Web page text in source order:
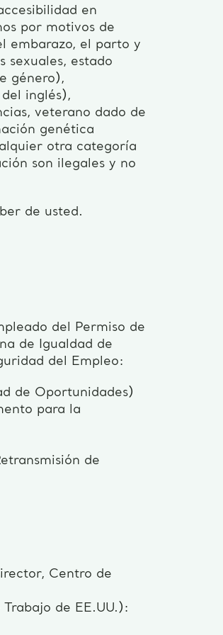
en
por motivos de
embarazo, el parto y
sexuales, estado
género),
inglés),
veterano dado de
genética
otra categoría
son ilegales y no
de usted.
del Permiso de
de Igualdad de
del Empleo:
de Oportunidades)
para la
de
Centro de
de EE.UU.):